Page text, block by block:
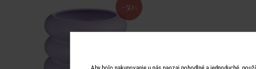
-50 %
Aby bolo nakupovanie u nás naozaj pohodlné a jednoduché,